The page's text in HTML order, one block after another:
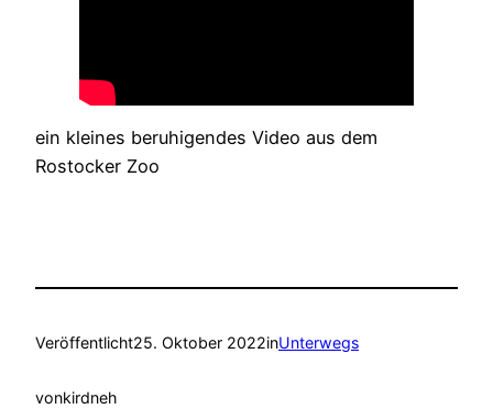
ein kleines beruhigendes Video aus dem
Rostocker Zoo
Veröffentlicht25. Oktober 2022inUnterwegs
vonkirdneh